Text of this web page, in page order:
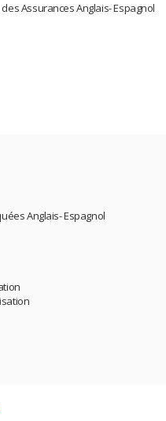
Assurances Anglais- Espagnol
Anglais- Espagnol